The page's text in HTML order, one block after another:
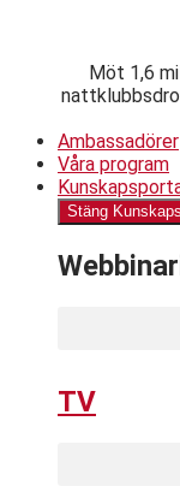
Möt 1,6
Ambassadörer
Våra program
Stäng
TV